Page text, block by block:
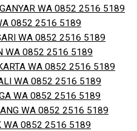
WA 0852 2516 5189
0852 2516 5189
WA 0852 2516 5189
WA 0852 2516 5189
WA 0852 2516 5189
WA 0852 2516 5189
WA 0852 2516 5189
WA 0852 2516 5189
WA 0852 2516 5189